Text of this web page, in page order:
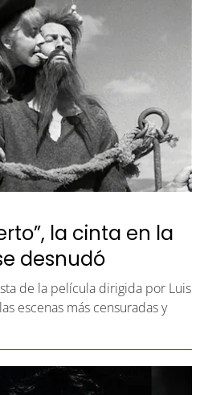
la cinta en la
desnudó
de la película dirigida por Luis
escenas más censuradas y